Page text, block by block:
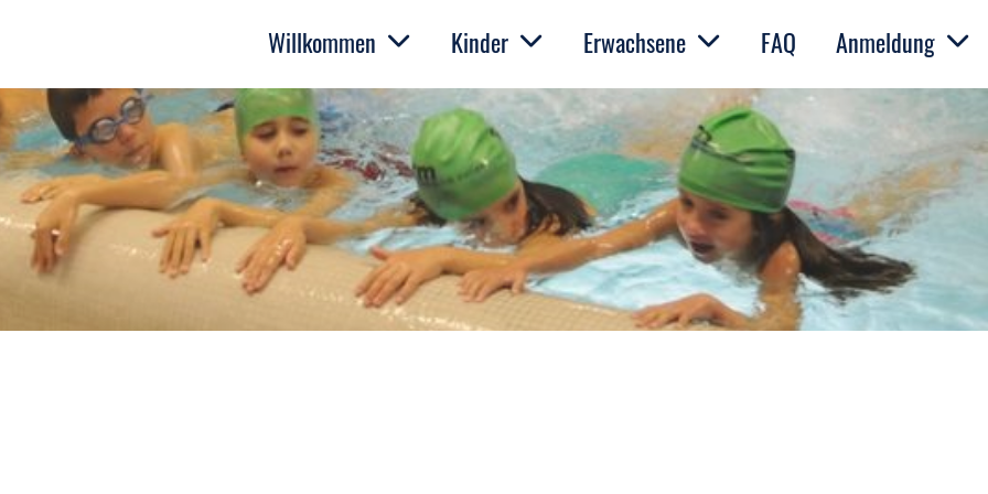
Willkommen Kinder Erwachsene FAQ Anmeldung